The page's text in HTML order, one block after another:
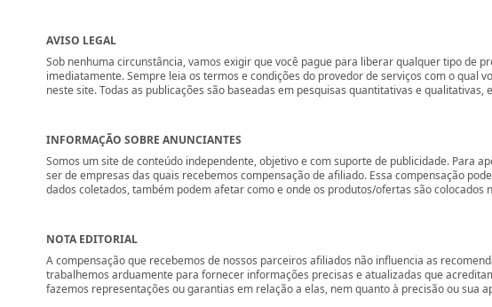
AVISO LEGAL
Sob nenhuma circunstância, vamos exigir que você pague para liberar qualquer tipo de
imediatamente. Sempre leia os termos e condições do provedor de serviços com o qual
neste site. Todas as publicações são baseadas em pesquisas quantitativas e
INFORMAÇÃO SOBRE ANUNCIANTES
Somos um site de conteúdo independente, objetivo e com suporte de publicidade. Para
ser de empresas das quais recebemos compensação de afiliado. Essa compensação
dados coletados, também podem afetar como e onde os produtos/ofertas são
NOTA EDITORIAL
A compensação que recebemos de nossos parceiros afiliados não influencia as
trabalhemos arduamente para fornecer informações precisas e atualizadas que
fazemos representações ou garantias em relação a elas, nem quanto à precisão ou sua